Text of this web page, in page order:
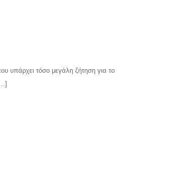
υπάρχει τόσο μεγάλη ζήτηση για το